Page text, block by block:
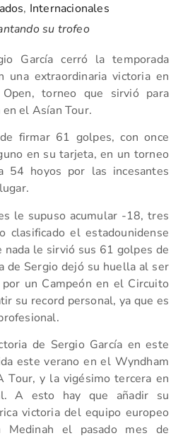
, Internacionales
su trofeo
García cerró la temporada
una extraordinaria victoria en
torneo que sirvió para
el Asían Tour.
firmar 61 golpes, con once
en su tarjeta, en un torneo
54 hoyos por las incesantes
le supuso acumular -18, tres
clasificado el estadounidense
nada le sirvió sus 61 golpes de
de Sergio dejó su huella al ser
un Campeón en el Circuito
su record personal, ya que es
de Sergio García en este
este verano en el Wyndham
Tour, y la vigésimo tercera en
A esto hay que añadir su
victoria del equipo europeo
el pasado mes de